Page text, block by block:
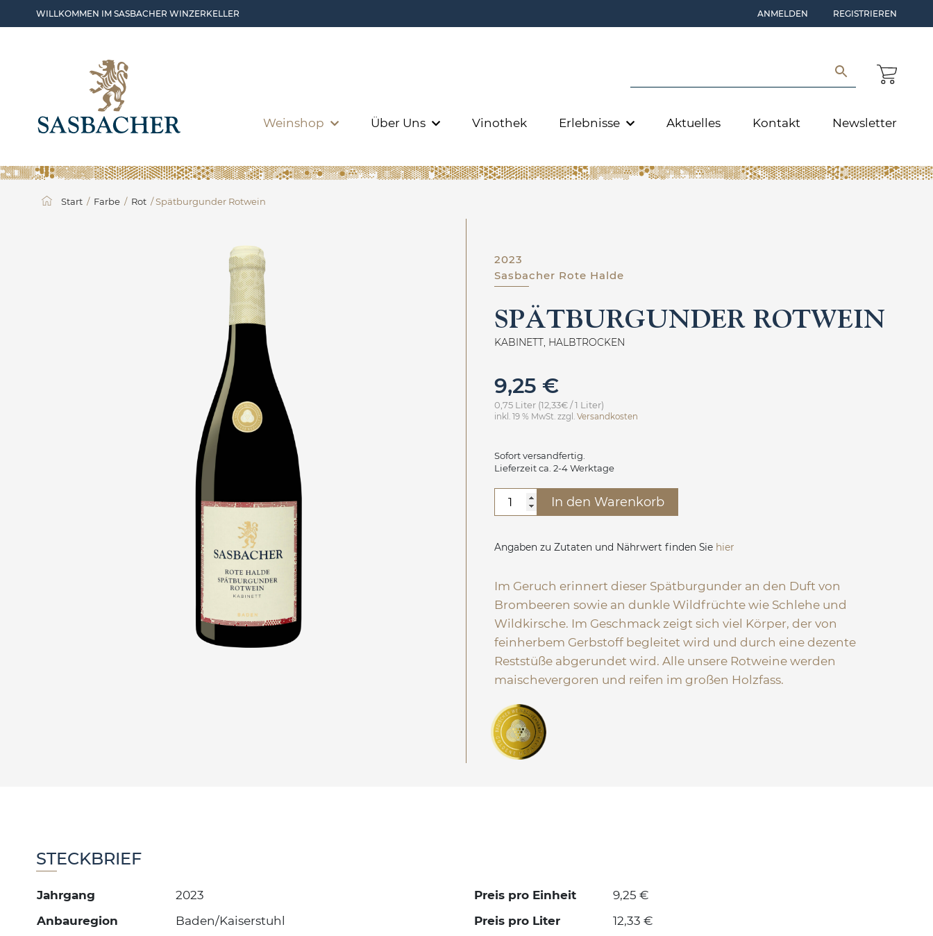
Skip to main content
WILLKOMMEN IM SASBACHER WINZERKELLER ANMELDEN REGISTRIEREN
Weinshop Über Uns Vinothek Erlebnisse Aktuelles Kontakt Newsletter
Start / Farbe / Rot / Spätburgunder Rotwein
2023
Sasbacher Rote Halde
SPÄTBURGUNDER ROTWEIN
KABINETT, HALBTROCKEN
9,25 €
0,75 Liter (12,33€ / 1 Liter)
inkl. 19 % MwSt. zzgl. Versandkosten
Angaben zu Zutaten und Nährwert finden Sie hier
Sofort versandfertig.
Lieferzeit ca. 2-4 Werktage
Spätburgunder
Rotwein
In den Warenkorb
Im Geruch erinnert dieser Spätburgunder an den Duft von
Brombeeren sowie an dunkle Wildfrüchte wie Schlehe und
Wildkirsche. Im Geschmack zeigt sich viel Körper, der von
feinherbem Gerbstoff begleitet wird und durch eine dezente
Reststüße abgerundet wird. Alle unsere Rotweine werden
maischevergoren und reifen im großen Holzfass.
STECKBRIEF
Jahrgang
2023
Anbauregion
Baden/Kaiserstuhl
Preis pro Einheit
9,25 €
Preis pro Liter
12,33 €